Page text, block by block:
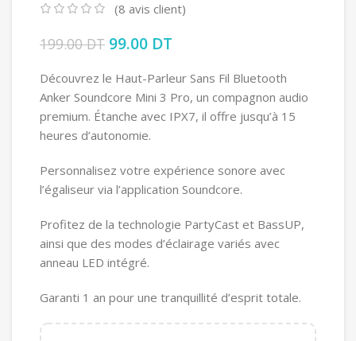
(8 avis client)
199.00DT Le prix initial était : 199.00 DT.
99.00 DT
Découvrez le Haut-Parleur Sans Fil Bluetooth
Anker Soundcore Mini 3 Pro, un compagnon audio
premium. Étanche avec IPX7, il offre jusqu’à 15
heures d’autonomie.
Personnalisez votre expérience sonore avec
l’égaliseur via l’application Soundcore.
Profitez de la technologie PartyCast et BassUP,
ainsi que des modes d’éclairage variés avec
anneau LED intégré.
Garanti 1 an pour une tranquillité d’esprit totale.